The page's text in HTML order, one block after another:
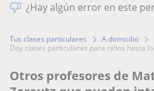
¿Hay algún error en este
Tus clases particulares A domicilio
doy clases particulares para niños hasta
Otros profesores de